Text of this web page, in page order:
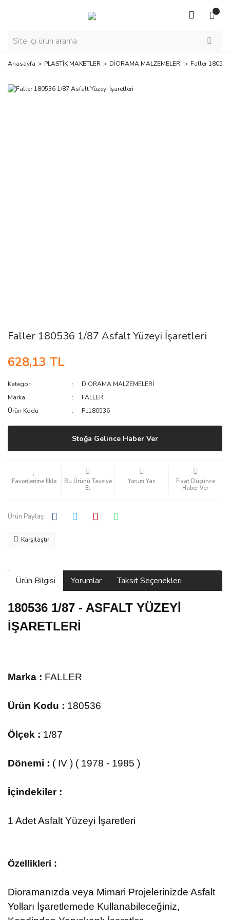
Anasayfa PLASTİK MAKETLER DİORAMA MALZEMELERİ Faller
Faller 180536 1/87 Asfalt Yüzeyi İşaretleri
628,13 TL
Kategori
DİORAMA MALZEMELERİ
Marka
FALLER
Ürün Kodu
FL180536
Stoğa Gelince Haber Ver
Bu Ürünü Tavsiye
Et
Yorum Yaz
Fiyat Düşünce
Haber Ver
Ürün Paylaş :
Karşılaştır
Ürün Bilgisi Yorumlar Taksit Seçenekleri
180536 1/87 - ASFALT YÜZEYİ
İŞARETLERİ
Marka : FALLER
Ürün Kodu : 180536
Ölçek : 1/87
Dönemi : ( IV ) ( 1978 - 1985 )
İçindekiler :
1 Adet Asfalt Yüzeyi İşaretleri
Özellikleri :
Dioramanızda veya Mimari Projelerinizde Asfalt
Yolları İşaretlemede Kullanabileceğiniz,